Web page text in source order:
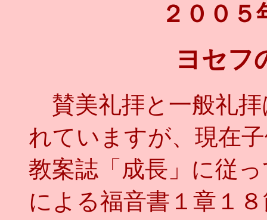
２００
ヨセフ
賛美礼拝と一般礼
れていますが、現在
教案誌「成長」に従
による福音書１章１